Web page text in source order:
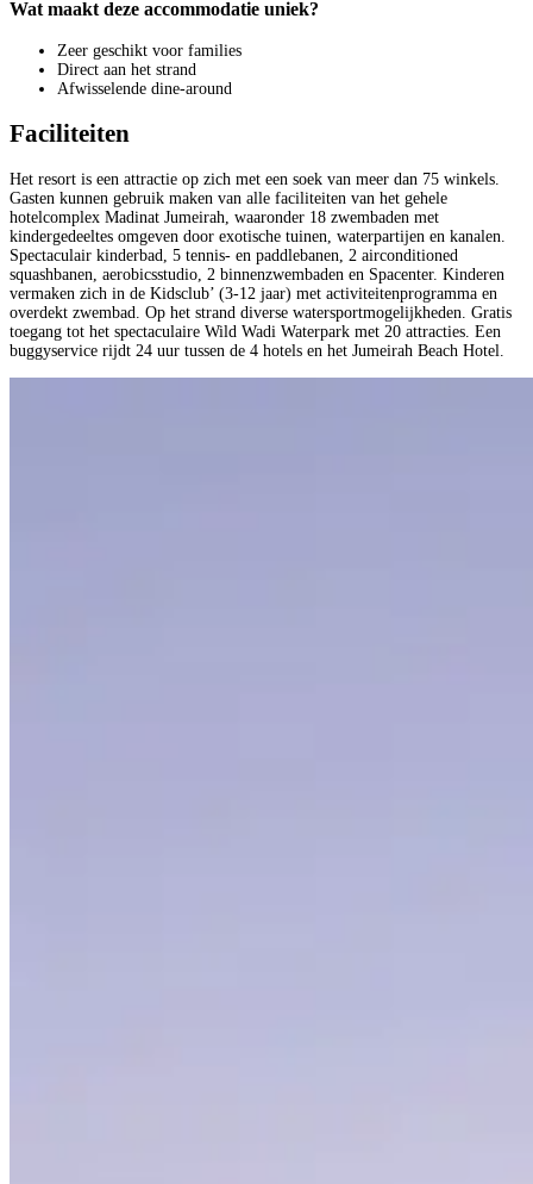
Wat maakt deze accommodatie uniek?
Zeer geschikt voor families
Direct aan het strand
Afwisselende dine-around
Faciliteiten
Het resort is een attractie op zich met een soek van meer dan 75 winkels.
Gasten kunnen gebruik maken van alle faciliteiten van het gehele
hotelcomplex Madinat Jumeirah, waaronder 18 zwembaden met
kindergedeeltes omgeven door exotische tuinen, waterpartijen en kanalen.
Spectaculair kinderbad, 5 tennis- en paddlebanen, 2 airconditioned
squashbanen, aerobicsstudio, 2 binnenzwembaden en Spacenter. Kinderen
vermaken zich in de Kidsclub’ (3-12 jaar) met activiteitenprogramma en
overdekt zwembad. Op het strand diverse watersportmogelijkheden. Gratis
toegang tot het spectaculaire Wild Wadi Waterpark met 20 attracties. Een
buggyservice rijdt 24 uur tussen de 4 hotels en het Jumeirah Beach Hotel.